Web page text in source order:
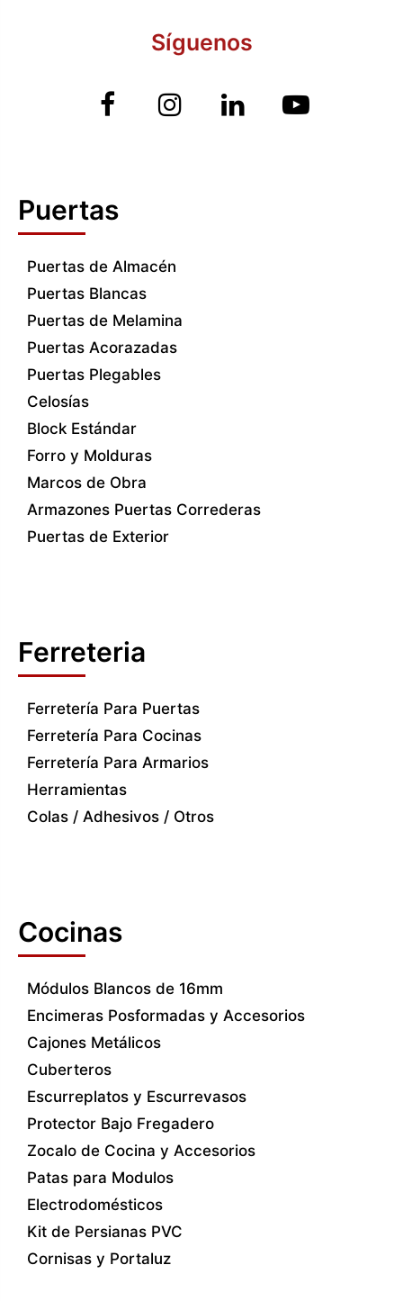
Síguenos
Puertas
Puertas de Almacén
Puertas Blancas
Puertas de Melamina
Puertas Acorazadas
Puertas Plegables
Celosías
Block Estándar
Forro y Molduras
Marcos de Obra
Armazones Puertas Correderas
Puertas de Exterior
Ferreteria
Ferretería Para Puertas
Ferretería Para Cocinas
Ferretería Para Armarios
Herramientas
Colas / Adhesivos / Otros
Cocinas
Módulos Blancos de 16mm
Encimeras Posformadas y Accesorios
Cajones Metálicos
Cuberteros
Escurreplatos y Escurrevasos
Protector Bajo Fregadero
Zocalo de Cocina y Accesorios
Patas para Modulos
Electrodomésticos
Kit de Persianas PVC
Cornisas y Portaluz